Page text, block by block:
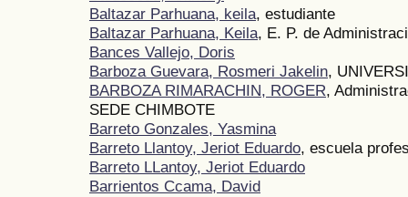
Baltazar Parhuana, keila, estudiante
Baltazar Parhuana, Keila, E. P. de
Bances Vallejo, Doris
Barboza Guevara, Rosmeri Jakelin,
BARBOZA RIMARACHIN, ROGER,
SEDE CHIMBOTE
Barreto Gonzales, Yasmina
Barreto Llantoy, Jeriot Eduardo, escuela
Barreto LLantoy, Jeriot Eduardo
Barrientos Ccama, David